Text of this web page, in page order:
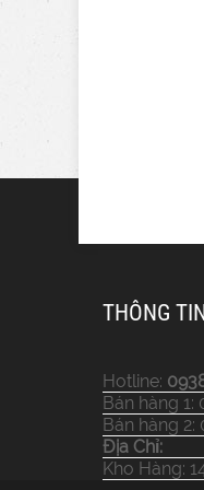
THÔNG
Hotline:
Bán hàng 1:
Bán hàng 2:
Địa Chỉ:
Kho Hàng: